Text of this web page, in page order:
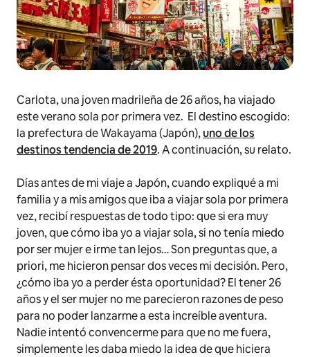
Carlota, una joven madrileña de 26 años, ha viajado
este verano sola por primera vez. El destino escogido:
la prefectura de Wakayama (Japón),uno de los
destinos tendencia de 2019. A continuación, su relato.
Días antes de mi viaje a Japón, cuando expliqué a mi
familia y a mis amigos que iba a viajar sola por primera
vez, recibí respuestas de todo tipo: que si era muy
joven, que cómo iba yo a viajar sola, si no tenía miedo
por ser mujer e irme tan lejos… Son preguntas que, a
priori, me hicieron pensar dos veces mi decisión. Pero,
¿cómo iba yo a perder ésta oportunidad? El tener 26
años y el ser mujer no me parecieron razones de peso
para no poder lanzarme a esta increíble aventura.
Nadie intentó convencerme para que no me fuera,
simplemente les daba miedo la idea de que hiciera